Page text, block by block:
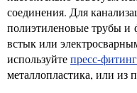
соединения. Для
полиэтиленовые трубы и
встык или
используйтепресс-
металлопластика, или